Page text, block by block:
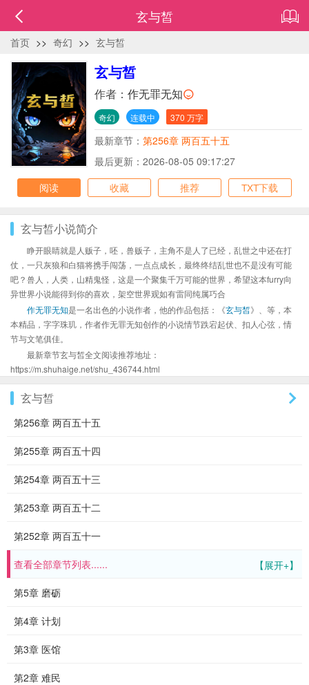
玄与皙
首页 >> 奇幻 >> 玄与皙
玄与皙
作者： 作无罪无知
奇幻 连载中 370 万字
最新章节： 第256章 两百五十五
最后更新：2026-08-05 09:17:27
阅读
收藏 推荐 TXT下载
玄与皙小说简介
睁开眼睛就是人贩子，呸，兽贩子，主角不是人了已经，乱世之中还在打
仗，一只灰狼和白猫将携手闯荡，一点点成长，最终终结乱世也不是没有可能
吧？兽人，人类，山精鬼怪，这是一个聚集千万可能的世界，希望这本furry向
异世界小说能得到你的喜欢，架空世界观如有雷同纯属巧合
作无罪无知是一名出色的小说作者，他的作品包括：《玄与皙》、等，本
本精品，字字珠玑，作者作无罪无知创作的小说情节跌宕起伏、扣人心弦，情
节与文笔俱佳。
最新章节玄与皙全文阅读推荐地址：
https://m.shuhaige.net/shu_436744.html
玄与皙
第256章 两百五十五
第255章 两百五十四
第254章 两百五十三
第253章 两百五十二
第252章 两百五十一
【展开+】
查看全部章节列表......
第5章 磨砺
第4章 计划
第3章 医馆
第2章 难民